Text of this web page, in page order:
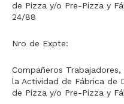
de Pizza y/o Pre-Pizza y
24/88
Nro de Expte:
Compañeros
la Actividad de Fábrica de
de Pizza y/o Pre-Pizza y